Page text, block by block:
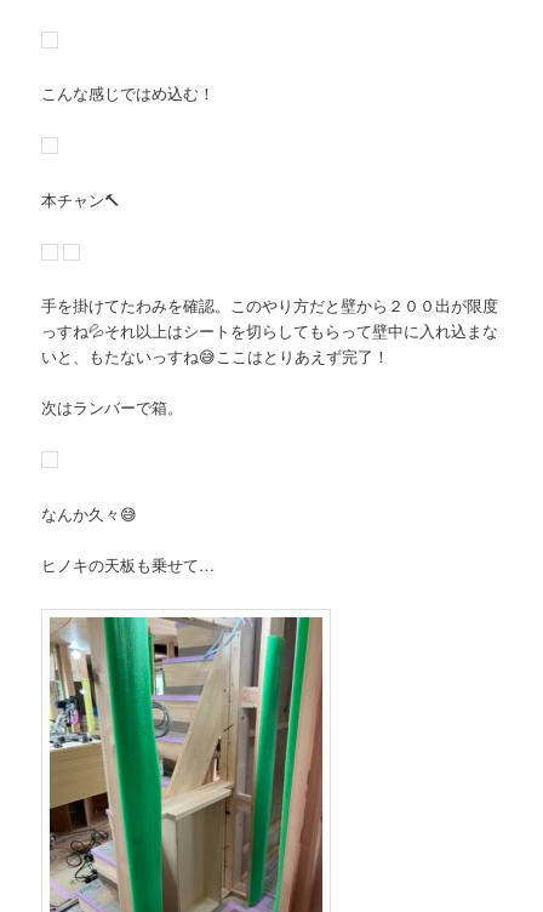
こんな感じではめ込む！
本チャン🔨
手を掛けてたわみを確認。このやり方だと壁から２００出が限度
っすね💦それ以上はシートを切らしてもらって壁中に入れ込まな
いと、もたないっすね😅ここはとりあえず完了！
次はランバーで箱。
なんか久々😅
ヒノキの天板も乗せて…